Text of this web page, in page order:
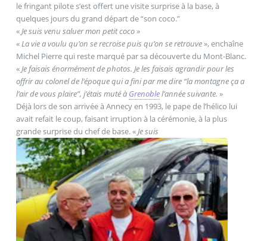
le fringant pilote s’est offert une visite surprise à la base, à
quelques jours du grand départ de “son coco.”
«Je suis venu saluer mon petit coco»
«La vie a voulu qu’on se recroise puis qu’on se retrouve», enchaîne
Michel Pierre qui reste marqué par sa découverte du Mont-Blanc.
«Je faisais énormément de photos. Je les faisais agrandir pour les
offrir au colonel de l’époque qui a fini par me dire “la montagne ça a
l’air de vous plaire”, j’étais muté à Grenoblel’année suivante. »
Déjà lors de son arrivée à Annecy en 1993, le pape de l’hélico lui
avait refait le coup, faisant irruption à la cérémonie, à la plus
grande surprise du chef de base. «Je suis